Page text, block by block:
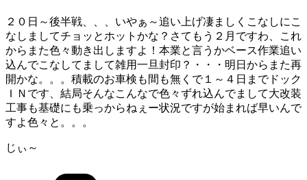
２０日～後半戦、、、いやぁ～追い上げ凄ましくこなしにこ
なしましてチョッとホットかな？さてもう２月ですわ、これ
からまた色々動き出しますよ！本業と言うかベース作業追い
込んでこなしてまして雑用一旦封印？・・・明日からまた再
開かな。。。積載のお車検も間も無くで１～４日までドック
ＩＮです、結局そんなこんなで色々ずれ込んでまして大改装
工事も基礎にも乗っからねぇー状況ですが始まれば早いんで
すよ色々と。。。
じぃ～